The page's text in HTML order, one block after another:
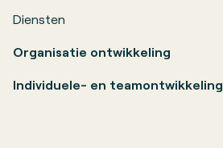
Diensten
Organisatie ontwikkeling
Individuele- en teamontwikkeling